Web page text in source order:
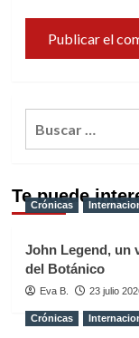
Te puede
Crónicas
John Legend, un
del Botánico
Eva B. 23 julio
Crónicas